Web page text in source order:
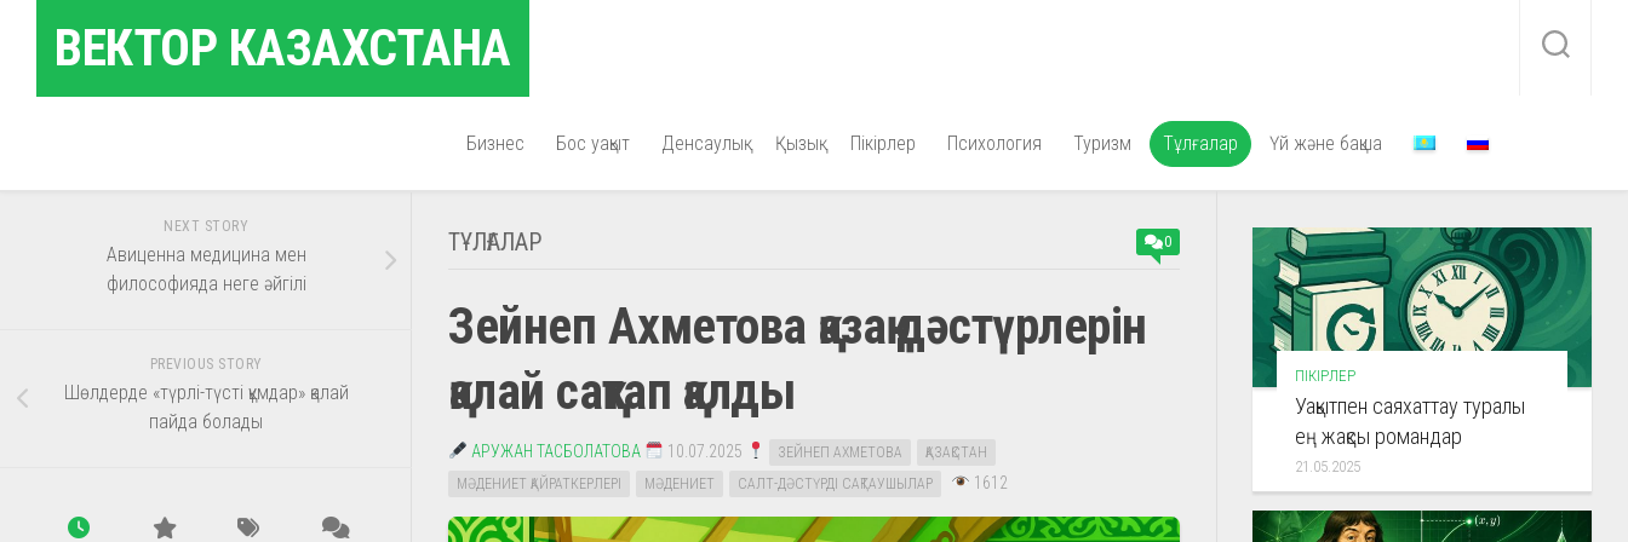
contentВЕКТОР КАЗАХСТАНА
Бизнес Бос уақыт Денсаулық Қызық Пікірлер Психология Туризм Тұлғалар Үй және бақша
ТҰЛҒАЛАР 0
Зейнеп Ахметова қазақ дәстүрлерін
қалай сақтап қалды
АРУЖАН ТАСБОЛАТОВА 10.07.2025 ЗЕЙНЕП АХМЕТОВА
ҚАЗАҚСТАН
МӘДЕНИЕТ ҚАЙРАТКЕРЛЕРІ
МӘДЕНИЕТ САЛТ-ДӘСТҮРДІ САҚТАУШЫЛАР 1612
NEXT STORY
Авиценна медицина мен
философияда неге әйгілі
PREVIOUS STORY
Шөлдерде «түрлі-түсті құмдар» қалай
пайда болады
ПІКІРЛЕР
Уақытпен саяхаттау туралы
ең жақсы романдар
21.05.2025